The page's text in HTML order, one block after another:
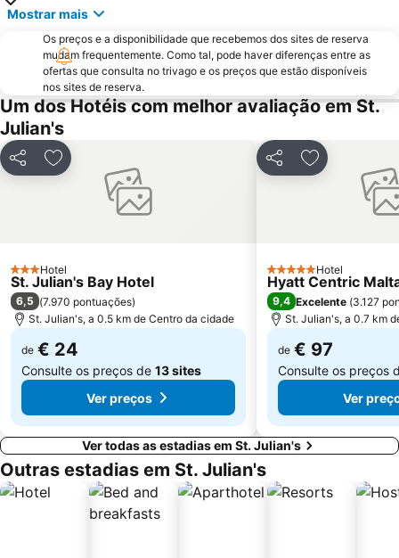
Mostrar mais
Os preços e a disponibilidade que recebemos dos sites de reserva
mudam frequentemente. Como tal, pode haver diferenças entre as
ofertas que consulta no trivago e os preços que estão disponíveis
nos sites de reserva.
Um dos Hotéis com melhor avaliação em St.
Julian's
PartilharAdicionar aos favoritos
3 Estrelas
Hotel
St. Julian's Bay Hotel
6,5 (7.970 pontuações)
St. Julian's, a 0.5 km de Centro da cidade
de € 24
Consulte os preços de 13 sites
Ver preços
PartilharAdicionar
5 EstrelasHotel
Hyatt Centric
9,4 Excelente (3.127
St. Julian's, a 0.7 km
de € 97
Consulte os preços
Ver
Ver todas as estadias em St. Julian's
Outras estadias em St. Julian's